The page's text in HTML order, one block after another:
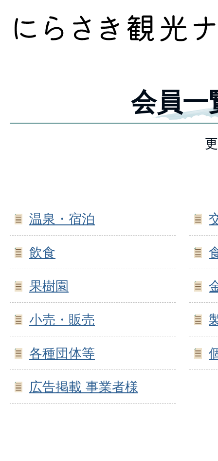
会員一
温泉・宿泊
飲食
果樹園
小売・販売
各種団体等
広告掲載 事業者様